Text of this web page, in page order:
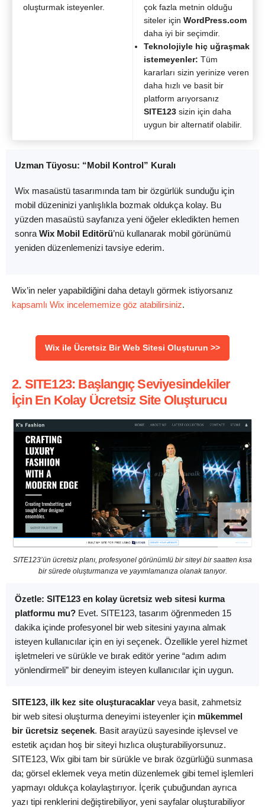
oluşturmak isteyenler.
çok fazla metnin olduğu
siteler için WordPress.com
daha iyi bir seçimdir.
Teknolojiyle hiç uğraşmak
istemeyenler: Tüm
kararları sizin yerinize veren
daha hızlı ve basit bir
platform arıyorsanız
SITE123 sizin için daha
uygun bir alternatif olabilir.
Uzman Tüyosu: “Mobil Kontrol” Kuralı
Wix masaüstü tasarımında tam bir özgürlük sunduğu için
mobil düzeninizi yanlışlıkla bozmak oldukça kolay. Bu
yüzden masaüstü sayfanıza yeni öğeler ekledikten hemen
sonra Wix Mobil Editörü’nü kullanarak mobil görünümü
yeniden düzenlemenizi tavsiye ederim.
Wix’in neler yapabildiğini daha detaylı görmek istiyorsanız
kapsamlı Wix incelememize göz atabilirsiniz.
Wix ile Ücretsiz Bir Web Sitesi Oluşturun >>
2. SITE123: Başlangıç Seviyesindekiler
İçin En Kolay Ücretsiz Site Oluşturucu
SITE123’ün ücretsiz planı, profesyonel görünümlü bir siteyi bir saatten kısa
bir sürede oluşturmanıza ve yayımlamanıza olanak tanıyor.
Özetle: SITE123 en kolay ücretsiz web sitesi kurma
platformu mu? Evet. SITE123, tasarım öğrenmeden 15
dakika içinde profesyonel bir web sitesini yayına almak
isteyen kullanıcılar için en iyi seçenek. Özellikle yerel hizmet
işletmeleri ve sürükle ve bırak editör yerine “adım adım
yönlendirmeli” bir deneyim isteyen kullanıcılar için uygun.
SITE123, ilk kez site oluşturacaklar veya basit, zahmetsiz
bir web sitesi oluşturma deneyimi isteyenler için mükemmel
bir ücretsiz seçenek. Basit arayüzü sayesinde işlevsel ve
estetik açıdan hoş bir siteyi hızlıca oluşturabiliyorsunuz.
SITE123, Wix gibi tam bir sürükle ve bırak özgürlüğü sunmasa
da; görsel eklemek veya metin düzenlemek gibi temel işlemleri
yapmayı oldukça kolaylaştırıyor. İçerik çubuğundan ayrıca
yazı tipi renklerini değiştirebiliyor, yeni sayfalar oluşturabiliyor